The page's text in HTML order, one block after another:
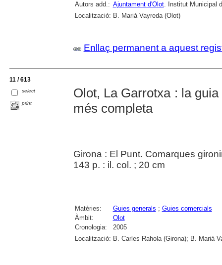
Autors add.: Ajuntament d'Olot. Institut Municipal
Localització: B. Marià Vayreda (Olot)
Enllaç permanent a aquest
11 / 613
select
print
Olot, La Garrotxa : la
més completa
Girona : El Punt. Comarques
143 p. : il. col. ; 20 cm
Matèries: Guies generals ; Guies comercials
Àmbit:
Olot
Cronologia:
2005
Localització: B. Carles Rahola (Girona); B. Marià